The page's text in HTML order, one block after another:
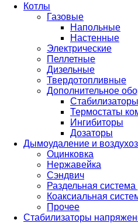
Котлы
Газовые
Напольные
Настенные
Электрические
Пеллетные
Дизельные
Твердотопливные
Дополнительное
Термостаты
Ингибиторы
Дозаторы
Дымоудаление и
Оцинковка
Нержавейка
Сэндвич
Раздельная
Коаксиальная
Прочее
Стабилизаторы